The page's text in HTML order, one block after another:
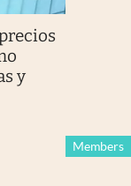
y
Members